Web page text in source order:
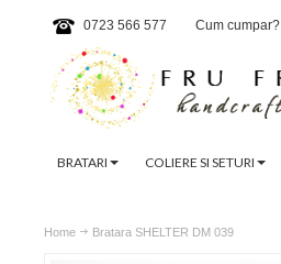
0723 566 577 Cum cumpar?
BRATARI COLIERE SI SETURI
Home Bratara SHELTER DM 039